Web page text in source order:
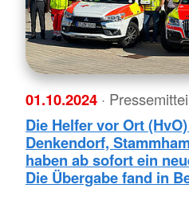
01.10.2024 ·
Die Helfer vor Ort
Denkendorf,
haben ab sofort ein
Die Übergabe fand in